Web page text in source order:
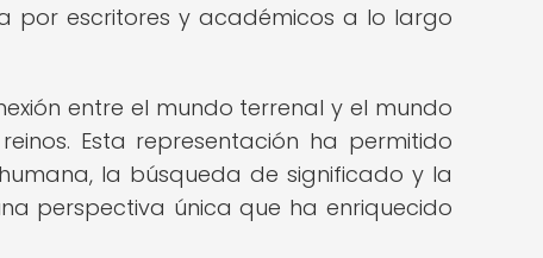
por escritores y académicos a lo largo
entre el mundo terrenal y el mundo
Esta representación ha permitido
la búsqueda de significado y la
perspectiva única que ha enriquecido